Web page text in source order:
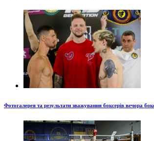
Фотогалерея та результати зважування боксерів вечора